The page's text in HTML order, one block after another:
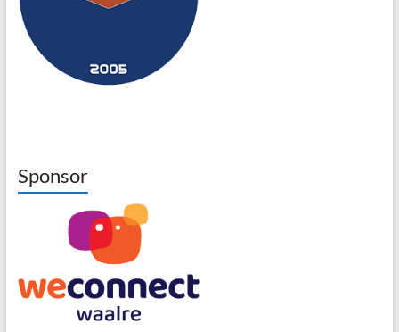
Sponsor